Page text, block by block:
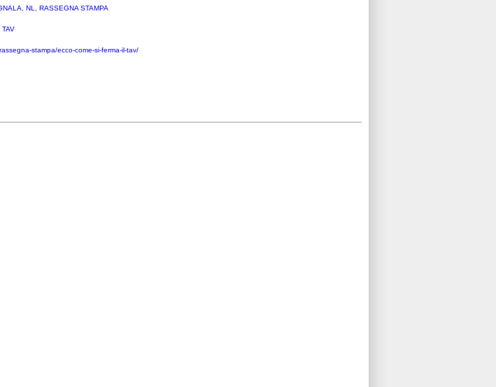
NL RASSEGNA STAMPA
TAV
stampa/ecco-come-si-ferma-il-tav/